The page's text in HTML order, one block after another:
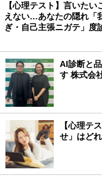
【心理テスト】言いたい
えない…あなたの隠れ「
ぎ・自己主張ニガテ」度
AI診断と
す 株式会
【心理テ
せ」はど